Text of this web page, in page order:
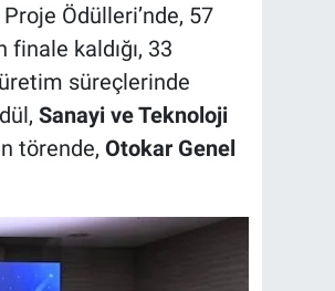
Ödülleri’nde, 57
kaldığı, 33
üretim süreçlerinde
Sanayi ve Teknoloji
törende, Otokar Genel